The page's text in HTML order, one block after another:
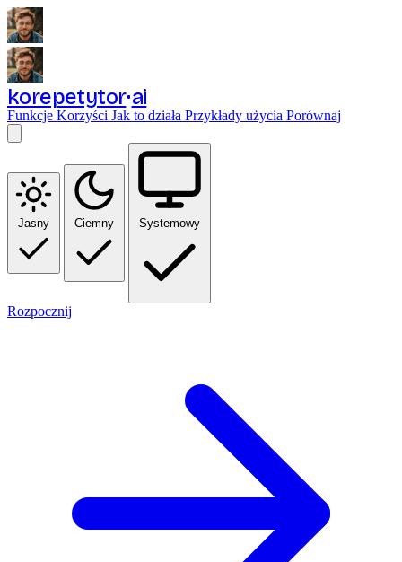
korepetytor ai
Funkcje Korzyści Jak to działa Przykłady użycia Porównaj
Jasny Ciemny Systemowy
Rozpocznij